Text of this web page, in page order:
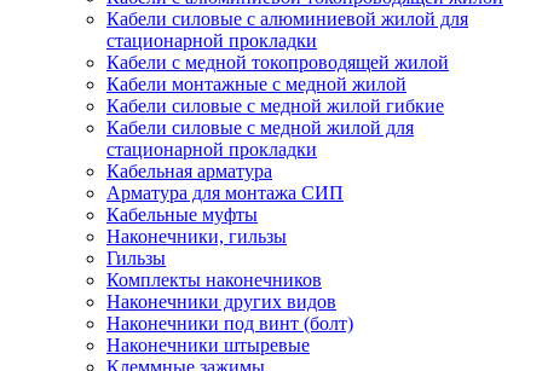
Кабели силовые с алюминиевой жилой для
стационарной прокладки
Кабели с медной токопроводящей жилой
Кабели монтажные с медной жилой
Кабели силовые с медной жилой гибкие
Кабели силовые с медной жилой для
стационарной прокладки
Кабельная арматура
Арматура для монтажа СИП
Кабельные муфты
Наконечники, гильзы
Гильзы
Комплекты наконечников
Наконечники других видов
Наконечники под винт (болт)
Наконечники штыревые
Клеммные зажимы